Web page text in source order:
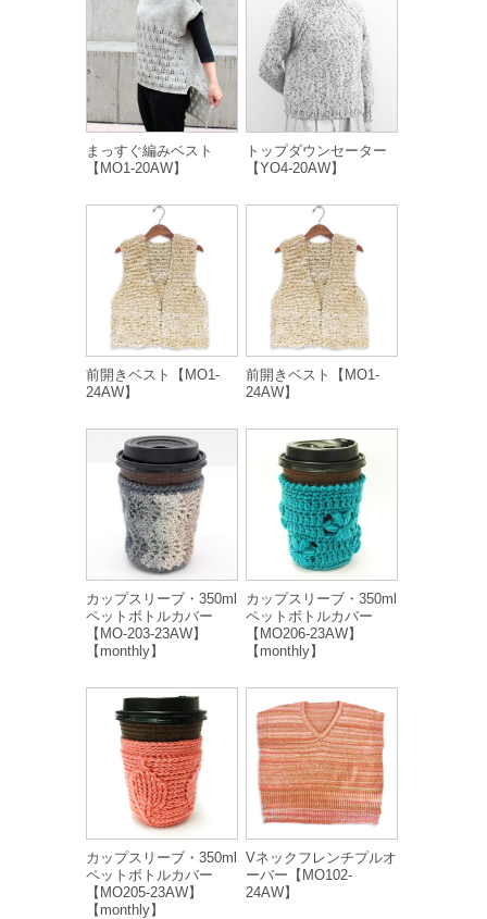
まっすぐ編みベスト
【MO1-20AW】
トップダウンセーター
【YO4-20AW】
前開きベスト【MO1-
24AW】
前開きベスト【MO1-
24AW】
カップスリーブ・350ml
ペットボトルカバー
【MO-203-23AW】
【monthly】
カップスリーブ・350ml
ペットボトルカバー
【MO206-23AW】
【monthly】
カップスリーブ・350ml
ペットボトルカバー
【MO205-23AW】
【monthly】
Vネックフレンチプルオ
ーバー【MO102-
24AW】